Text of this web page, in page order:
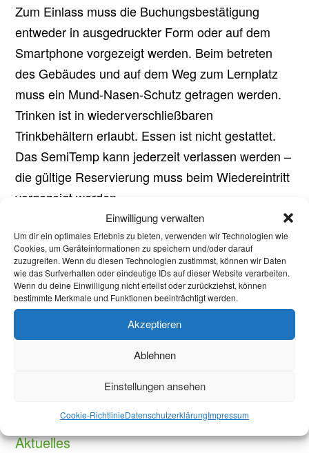
Einwilligung verwalten
Um dir ein optimales Erlebnis zu bieten, verwenden wir Technologien wie
Cookies, um Geräteinformationen zu speichern und/oder darauf
zuzugreifen. Wenn du diesen Technologien zustimmst, können wir Daten
wie das Surfverhalten oder eindeutige IDs auf dieser Website verarbeiten.
Wenn du deine Einwilligung nicht erteilst oder zurückziehst, können
bestimmte Merkmale und Funktionen beeinträchtigt werden.
Akzeptieren
Ablehnen
Einstellungen ansehen
Cookie-RichtlinieDatenschutzerklärungImpressum
Zum Einlass muss die Buchungsbestätigung
entweder in ausgedruckter Form oder auf dem
Smartphone vorgezeigt werden. Beim betreten
des Gebäudes und auf dem Weg zum Lernplatz
muss ein Mund-Nasen-Schutz getragen werden.
Trinken ist in wiederverschließbaren
Trinkbehältern erlaubt. Essen ist nicht gestattet.
Das SemiTemp kann jederzeit verlassen werden –
die gültige Reservierung muss beim Wiedereintritt
vorgezeigt werden.
Weitere Lernräume sollen ebenfalls in naher
Zukunft wieder geöffnet werden.
Das Buchungssystem findet ihr unter:
asta.ac/lernraum
Bei Fragen und Anmerkungen kann das
Lernraum-Team der RWTH direkt per E-Mail
erreicht werden:lernraum@rwth-aachen.de
Aktuelles